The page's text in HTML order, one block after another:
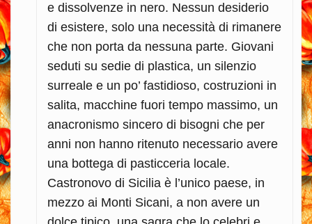
e dissolvenze in nero. Nessun desiderio
di esistere, solo una necessità di rimanere
che non porta da nessuna parte. Giovani
seduti su sedie di plastica, un silenzio
surreale e un po’ fastidioso, costruzioni in
salita, macchine fuori tempo massimo, un
anacronismo sincero di bisogni che per
anni non hanno ritenuto necessario avere
una bottega di pasticceria locale.
Castronovo di Sicilia è l’unico paese, in
mezzo ai Monti Sicani, a non avere un